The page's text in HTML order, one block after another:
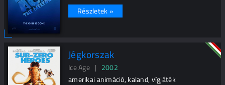
Részletek »
Jégkorszak
Ice Age | 2002
amerikai animáció, kaland, vígjáték